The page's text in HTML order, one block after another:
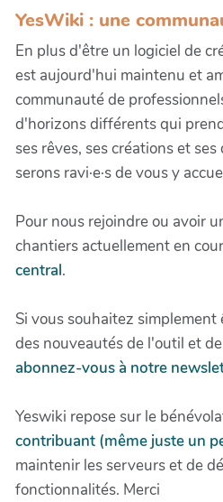
YesWiki : une
En plus d'être un logiciel de
est aujourd'hui maintenu et
communauté de
d'horizons différents qui
ses rêves, ses créations et
serons ravi·e·s de vous y
Pour nous rejoindre ou avoir
chantiers actuellement en
central.
Si vous souhaitez simplement
des nouveautés de l'outil et
abonnez-vous à notre
Yeswiki repose sur le
contribuant (même juste un
maintenir les serveurs et de
fonctionnalités. Merci